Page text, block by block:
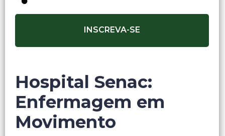
INSCREVA-SE
Hospital Senac:
Enfermagem em
Movimento